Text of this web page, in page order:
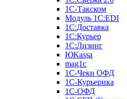
1С-Такском
Модуль 1C:EDI
1С:Доставка
1С:Курьер
1С:Лизинг
ЮKassa
mag1c
1С-Чеки ОФД
1С-Курьерика
1С-ОФД